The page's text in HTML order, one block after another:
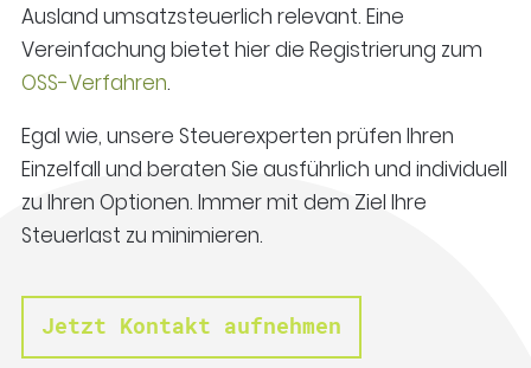
Ausland umsatzsteuerlich relevant. Eine
Vereinfachung bietet hier die Registrierung zum
OSS-Verfahren.
Egal wie, unsere Steuerexperten prüfen Ihren
Einzelfall und beraten Sie ausführlich und individuell
zu Ihren Optionen. Immer mit dem Ziel Ihre
Steuerlast zu minimieren.
Jetzt Kontakt aufnehmen